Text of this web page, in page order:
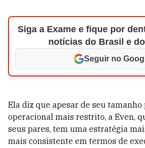
Siga a Exame e fique por
notícias do Brasil e
Seguir no
Ela diz que apesar de seu
operacional mais restrito, a Even,
seus pares, tem uma estratégia
mais consistente em termos de